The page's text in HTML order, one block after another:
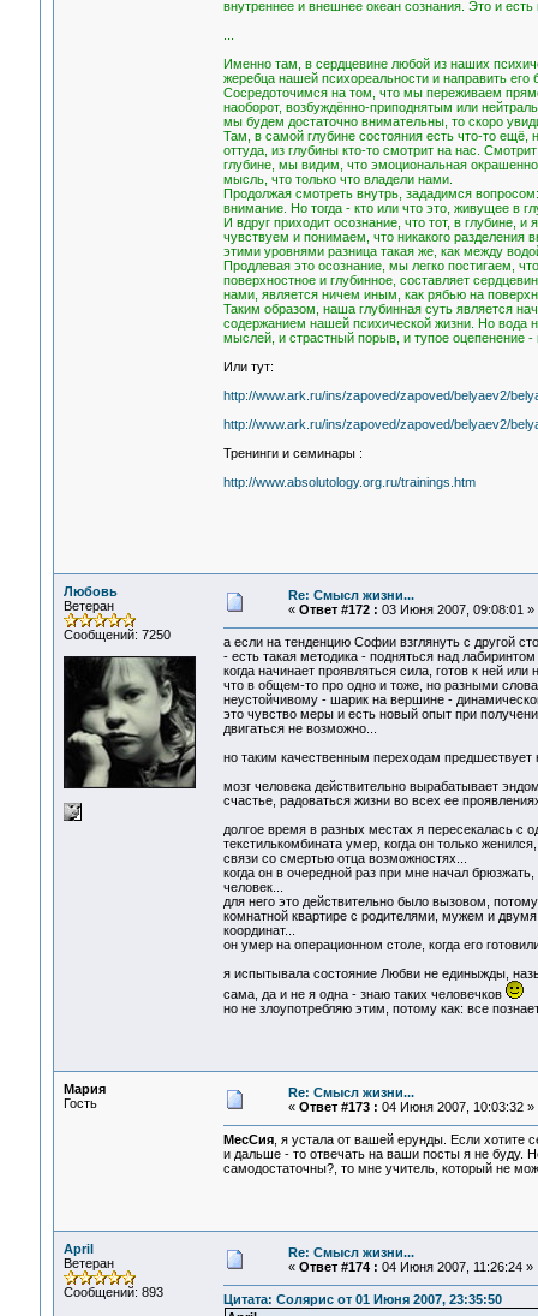
внутреннее и внешнее океан сознания. Это и
Именно там, в сердцевине любой из наших
жеребца нашей психореальности и направить
Сосредоточимся на том, что мы переживаем
наоборот, возбуждённо-приподнятым или
мы будем достаточно внимательны, то скоро
Там, в самой глубине состояния есть что-то ещё,
оттуда, из глубины кто-то смотрит на нас.
глубине, мы видим, что эмоциональная
мысль, что только что владели нами.
Продолжая смотреть внутрь, зададимся
внимание. Но тогда - кто или что это, живущее в
И вдруг приходит осознание, что тот, в глубине,
чувствуем и понимаем, что никакого разделения
этими уровнями разница такая же, как между
Продлевая это осознание, мы легко постигаем,
поверхностное и глубинное, составляет
нами, является ничем иным, как рябью на
Таким образом, наша глубинная суть является
содержанием нашей психической жизни. Но вода
мыслей, и страстный порыв, и тупое оцепенение
Или тут:
http://www.ark.ru/ins/zapoved/zapoved/belyaev2/
http://www.ark.ru/ins/zapoved/zapoved/belyaev2/
Тренинги и семинары :
http://www.absolutology.org.ru/trainings.htm
Любовь
Ветеран
Сообщений: 7250
Re: Смысл жизни...
« Ответ #172 : 03 Июня 2007, 09:08:01 »
а если на тенденцию Софии взглянуть с другой
- есть такая методика - подняться над
когда начинает проявляться сила, готов к ней
что в общем-то про одно и тоже, но разными
неустойчивому - шарик на вершине -
это чувство меры и есть новый опыт при
двигаться не возможно...
но таким качественным переходам предшествует
мозг человека действительно вырабатывает
счастье, радоваться жизни во всех ее
долгое время в разных местах я пересекалась с
текстилькомбината умер, когда он только
связи со смертью отца возможностях...
когда он в очередной раз при мне начал
человек...
для него это действительно было вызовом,
комнатной квартире с родителями, мужем и
координат...
он умер на операционном столе, когда его
я испытывала состояние Любви не единыжды,
сама, да и не я одна - знаю таких человечков
но не злоупотребляю этим, потому как: все
Мария
Гость
Re: Смысл жизни...
« Ответ #173 : 04 Июня 2007, 10:03:32 »
МесСия, я устала от вашей ерунды. Если хотите
и дальше - то отвечать на ваши посты я не буду.
самодостаточны?, то мне учитель, который не
April
Ветеран
Сообщений: 893
Re: Смысл жизни...
« Ответ #174 : 04 Июня 2007, 11:26:24 »
Цитата: Солярис от 01 Июня 2007, 23:35:50